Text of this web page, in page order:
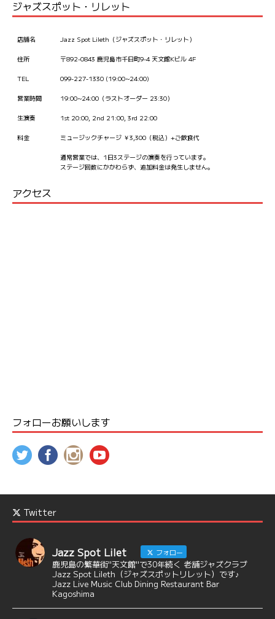
ジャズスポット・リレット
店舗名 Jazz Spot Lileth（ジャズスポット・リレット）
住所 〒892-0843 鹿児島市千日町9-4 天文館Kビル 4F
TEL 099-227-1330 (19:00~24:00)
営業時間 19:00~24:00（ラストオーダー 23:30）
生演奏 1st 20:00, 2nd 21:00, 3rd 22:00
料金 ミュージックチャージ ￥3,300（税込）+ご飲食代
通常営業では、1日3ステージの演奏を行っています。
ステージ回数にかかわらず、追加料金は発生しません。
アクセス
フォローお願いします
Twitter
Jazz Spot Lilet フォロー
鹿児島の繁華街"天文館"で30年続く 老舗ジャズクラブ
Jazz Spot Lileth（ジャズスポットリレット）です♪
Jazz Live Music Club Dining Restaurant Bar
Kagoshima